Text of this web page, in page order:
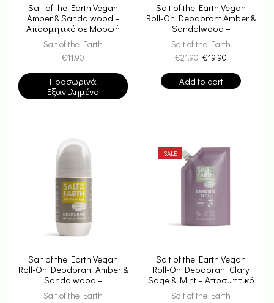
Salt of the Earth Vegan
Amber & Sandalwood –
Αποσμητικό σε Μορφή
Balm 60ml
Salt of the Earth
€11.90
Προσωρινά
Εξαντλημένο
Salt of the Earth Vegan
Roll-On Deodorant Amber &
Sandalwood –
Αποσμητικό Roll-On Refill
225ml
Salt of the Earth
€21.90 €19.90
Add to cart
Salt of the Earth Vegan
Roll-On Deodorant Amber &
Sandalwood –
Αποσμητικό
Salt of the Earth
SALE
Salt of the Earth Vegan
Roll-On Deodorant Clary
Sage & Mint – Αποσμητικό
Roll-On Refill 225ml
Salt of the Earth